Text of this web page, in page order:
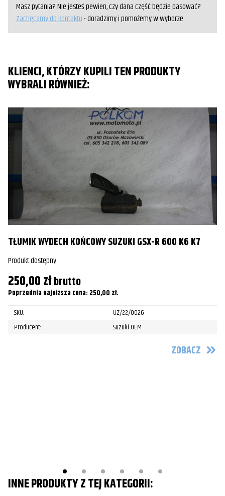
Masz pytania? Nie jesteś pewien, czy dana część będzie pasować?
Zachęcamy do kontaktu- doradzimy i pomożemy w wyborze.
KLIENCI, KTÓRZY KUPILI TEN PRODUKTY
WYBRALI RÓWNIEŻ:
TŁUMIK WYDECH KOŃCOWY SUZUKI GSX-R 600 K6 K7
Produkt dostępny
250,00złbrutto
Poprzednia najniższa cena: 250,00 zł.
SKU:
UZ/22/0026
Producent:
Suzuki OEM
ZOBACZ
INNE PRODUKTY Z TEJ KATEGORII: